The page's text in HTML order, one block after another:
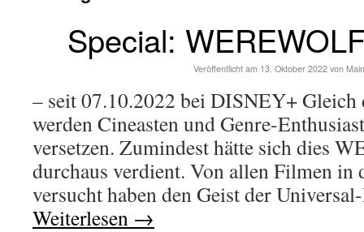
Special:
Veröffentlicht am 13. Oktober 2022 von
– seit 07.10.2022 bei DISNEY+ Gleich
werden Cineasten und Genre-
versetzen. Zumindest hätte sich dies
durchaus verdient. Von allen Filmen in
versucht haben den Geist der
Weiterlesen →